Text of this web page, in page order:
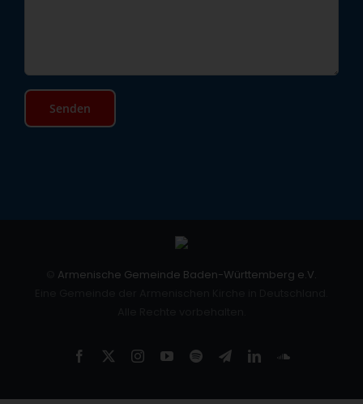
Armenische Gemeinde Baden-Württemberg e.V.
Facebook InstagramYouTube
SpotifyTelegramLinkedInSoundCloud